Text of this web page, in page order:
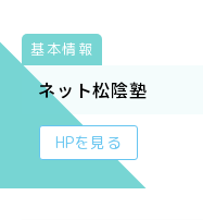
基本情報
ネット松陰塾
HPを見る